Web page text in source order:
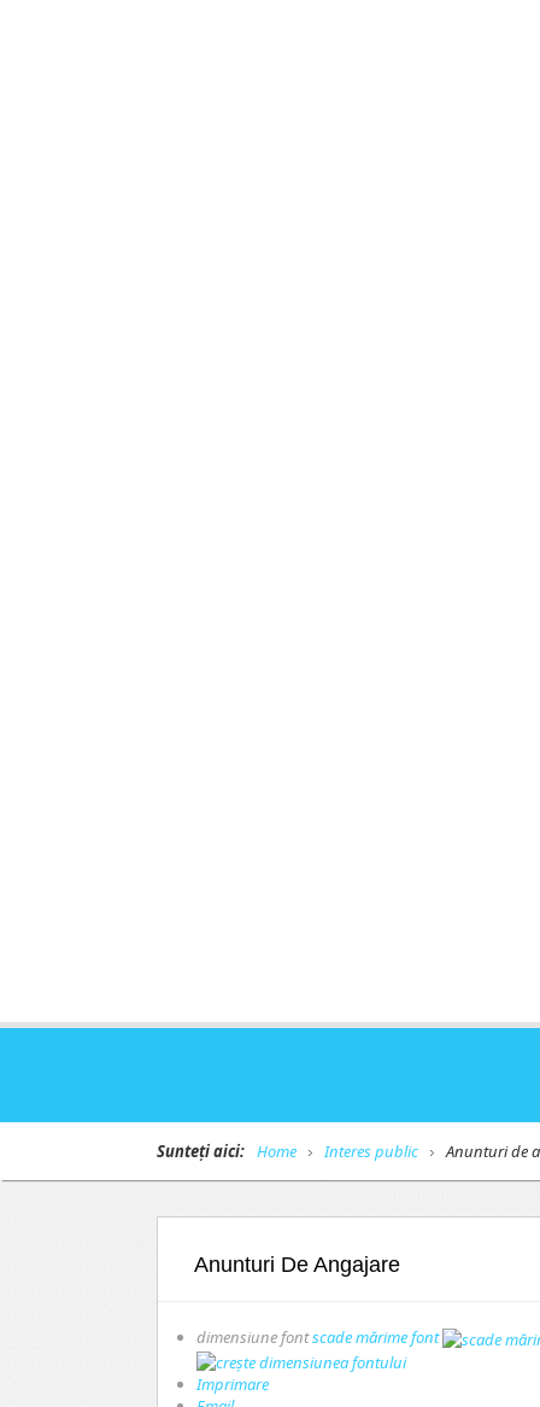
Sunteți aici: Home Interes public Anunturi de
Anunturi De Angajare
dimensiune fontscade mărime font
Imprimare